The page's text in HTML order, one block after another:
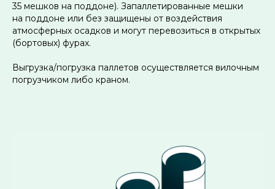
35 мешков на поддоне). Запаллетированные мешки
на поддоне или без защищены от воздействия
атмосферных осадков и могут перевозиться в открытых
(бортовых) фурах.
Выгрузка/погрузка паллетов осуществляется вилочным
погрузчиком либо краном.